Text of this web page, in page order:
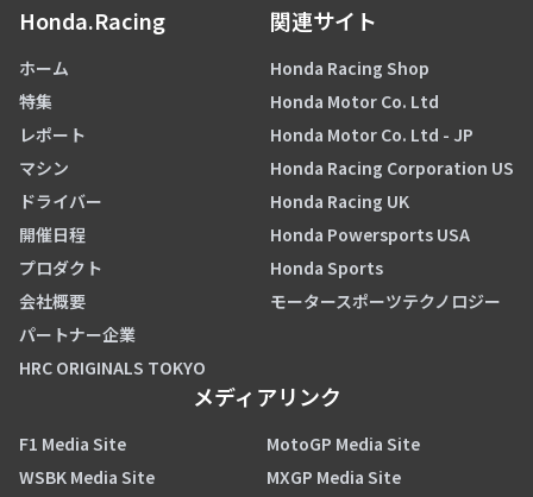
Honda.Racing
ホーム
特集
レポート
マシン
ドライバー
開催日程
プロダクト
会社概要
パートナー企業
HRC ORIGINALS TOKYO
関連サイト
Honda Racing Shop
Honda Motor Co. Ltd
Honda Motor Co. Ltd - JP
Honda Racing Corporation US
Honda Racing UK
Honda Powersports USA
Honda Sports
モータースポーツテクノロジー
メディアリンク
F1 Media Site
MotoGP Media Site
WSBK Media Site
MXGP Media Site